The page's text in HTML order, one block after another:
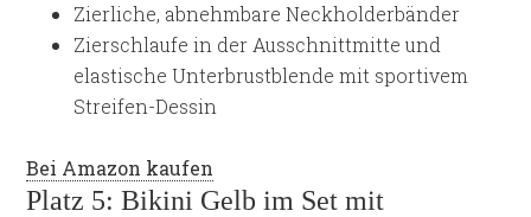
Zierliche, abnehmbare Neckholderbänder
Zierschlaufe in der Ausschnittmitte und
elastische Unterbrustblende mit sportivem
Streifen-Dessin
Bei Amazon kaufen
Platz 5: Bikini Gelb im Set mit